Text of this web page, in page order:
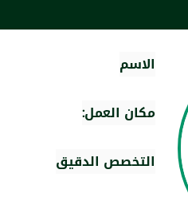
الاسم
مكان العمل:
التخصص الدقيق